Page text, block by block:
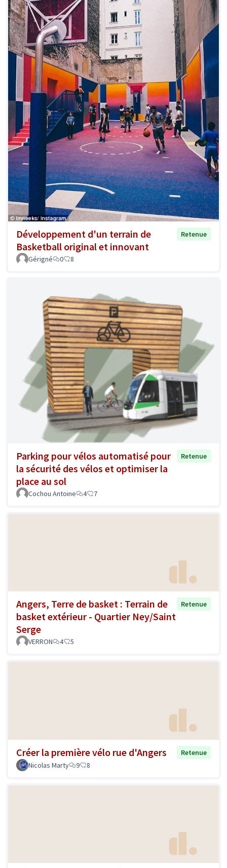
Développement d'un terrain de
Basketball original et innovant
Retenue
Gérigné 0 8
Parking pour vélos automatisé pour
la sécurité des vélos et optimiser la
place au sol
Retenue
Cochou Antoine 4 7
Angers, Terre de basket : Terrain de
basket extérieur - Quartier Ney/Saint
Serge
Retenue
VERRON 4 5
Créer la première vélo rue d'Angers
Retenue
Nicolas Marty
9 8